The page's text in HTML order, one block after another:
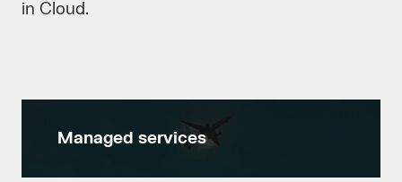
in Cloud.
Managed services